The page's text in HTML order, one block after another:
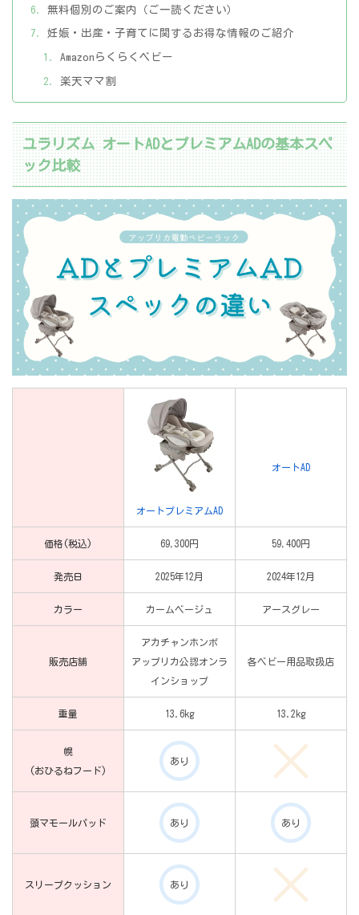
無料個別のご案内（ご一読ください）
妊娠・出産・子育てに関するお得な情報のご紹介
Amazonらくらくベビー
楽天ママ割
ユラリズム オートADとプレミアムADの基本スペ
ック比較
オートプレミアムAD
オートAD
価格(税込) 69,300円 59,400円
発売日 2025年12月 2024年12月
カラー カームベージュ アースグレー
販売店舗
アカチャンホンポ
アップリカ公認オンラ
インショップ
各ベビー用品取扱店
重量 13.6kg 13.2kg
幌
(おひるねフード)
あり
頭マモールパッド あり あり
スリープクッション あり